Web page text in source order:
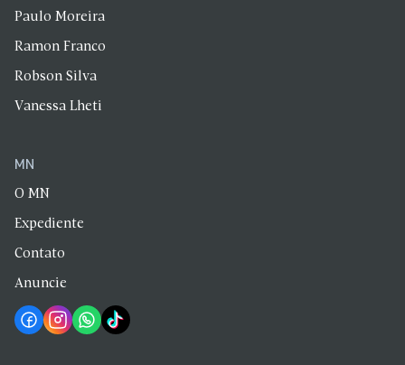
Paulo Moreira
Ramon Franco
Robson Silva
Vanessa Lheti
MN
O MN
Expediente
Contato
Anuncie